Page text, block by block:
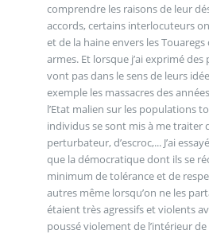
comprendre les raisons de leur
accords, certains interlocuteurs
et de la haine envers les
armes. Et lorsque j’ai exprimé
vont pas dans le sens de leurs
exemple les massacres des
l’Etat malien sur les populations
individus se sont mis à me traiter
perturbateur, d’escroc,... J’ai essayé de leur expliquer
que la démocratique dont ils se
minimum de tolérance et de
autres même lorsqu’on ne les
étaient très agressifs et violents
poussé violement de l’intérieur de